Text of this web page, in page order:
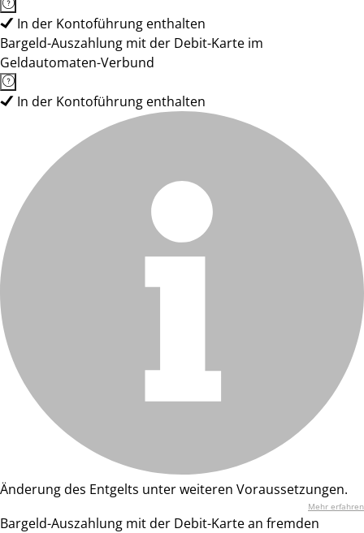
In der Kontoführung enthalten
Bargeld-Auszahlung mit der Debit-Karte im
Geldautomaten-Verbund
In der Kontoführung enthalten
Änderung des Entgelts unter weiteren Voraussetzungen.
Mehr erfahren
Bargeld-Auszahlung mit der Debit-Karte an fremden